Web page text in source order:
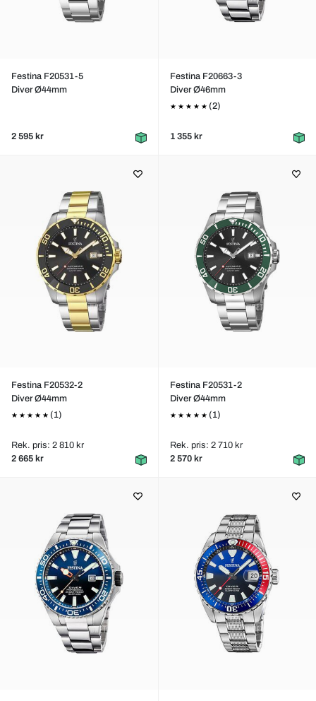
Festina F20531-5
Diver Ø44mm
2 595 kr
Festina F20663-3
Diver Ø46mm
(2)
1 355 kr
Festina F20532-2
Diver Ø44mm
(1)
Rek. pris: 2 810 kr
2 665 kr
Festina F20531-2
Diver Ø44mm
(1)
Rek. pris: 2 710 kr
2 570 kr